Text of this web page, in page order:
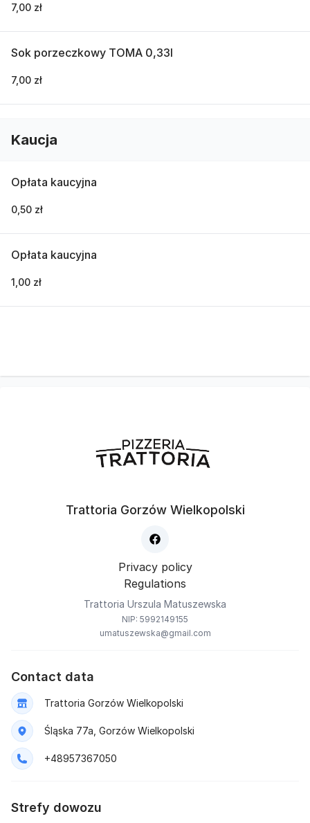
7,00 zł
Sok porzeczkowy TOMA 0,33l
7,00 zł
Kaucja
Opłata kaucyjna
0,50 zł
Opłata kaucyjna
1,00 zł
Trattoria Gorzów Wielkopolski
Privacy policy
Regulations
Trattoria Urszula Matuszewska
NIP: 5992149155
umatuszewska@gmail.com
Contact data
Trattoria Gorzów Wielkopolski
Śląska 77a, Gorzów Wielkopolski
+48957367050
Strefy dowozu